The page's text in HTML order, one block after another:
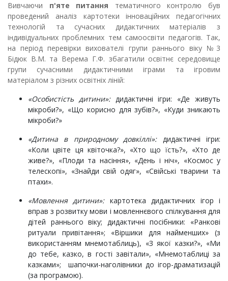
Вивчаючи п'яте питання тематичного контролю був
проведений аналіз картотеки інноваційних педагогічних
технологій та сучасних дидактичних матеріалів з
індивідуальних проблемних тем самоосвіти педагогів. Так,
на період перевірки вихователі групи раннього віку №3
Бідюк В.М. та Верема Г.Ф. збагатили освітнє середовище
групи сучасними дидактичними іграми та ігровим
матеріалом з різних освітніх ліній:
«Особистість дитини»: дидактичні ігри: «Де живуть
мікроби?», «Що корисно для зубів?», «Куди зникають
мікроби?»
«Дитина в природному довкіллі»:дидактичні ігри:
«Коли цвіте ця квіточка?», «Хто що їсть?», «Хто де
живе?», «Плоди та насіння», «День і ніч», «Космос у
телескопі», «Знайди свій одяг», «Свійські тварини та
птахи».
«Мовлення дитини»:картотека дидактичних ігор і
вправ з розвитку мови і мовленнєвого спілкування для
дітей раннього віку; дидактичні посібники: «Ранкові
ритуали привітання»; «Віршики для найменших» (з
використанням мнемотаблиць), «З якої казки?», «Ми
до тебе, казко, в гості завітали», «Мнемотаблиці за
казками»; шапочки-наголівники до ігор-драматизацій
(за програмою).